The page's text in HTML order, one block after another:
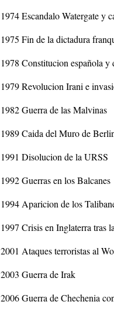
1974 Escandalo Watergate y
1975 Fin de la dictadura
1978 Constitucion española y
1979 Revolucion Irani e
1982 Guerra de las Malvinas
1989 Caida del Muro de
1991 Disolucion de la URSS
1992 Guerras en los Balcanes
1994 Aparicion de los
1997 Crisis en Inglaterra tras
2001 Ataques terroristas al
2003 Guerra de Irak
2006 Guerra de Chechenia